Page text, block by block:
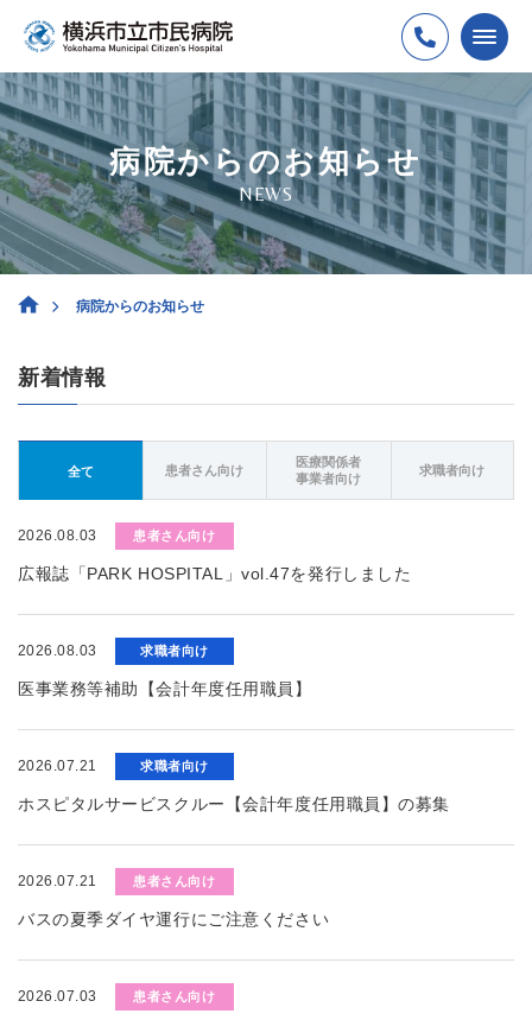
病院からのお知らせ
NEWS
病院からのお知らせ
新着情報
全て 患者さん向け
医療関係者
事業者向け
求職者向け
2026.08.03 患者さん向け
広報誌「PARK HOSPITAL」vol.47を発行しました
2026.08.03 求職者向け
医事業務等補助【会計年度任用職員】
2026.07.21 求職者向け
ホスピタルサービスクルー【会計年度任用職員】の募集
2026.07.21 患者さん向け
バスの夏季ダイヤ運行にご注意ください
2026.07.03 患者さん向け